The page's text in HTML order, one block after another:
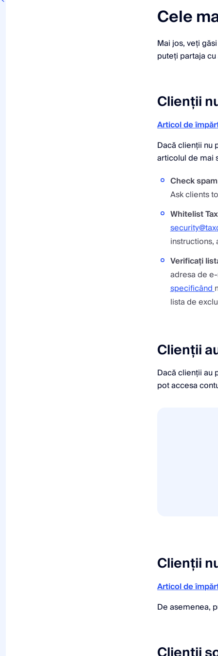
Cele
Mai jos, veți
puteți partaja
Clienții
Articol de
Dacă clienții nu
articolul de mai
Check
Ask clients
Whitelist
Verificați
adresa de
specificând
lista de
Clienții
Dacă clienții au
pot accesa
Clienții
Articol de
De asemenea,